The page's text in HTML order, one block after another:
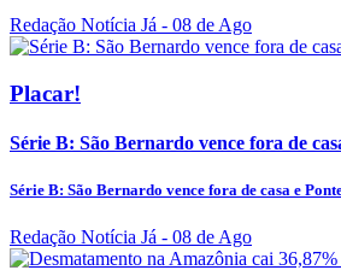
Redação Notícia Já - 08 de Ago
Placar!
Série B: São Bernardo vence fora de
Série B: São Bernardo vence fora de casa e
Redação Notícia Já - 08 de Ago